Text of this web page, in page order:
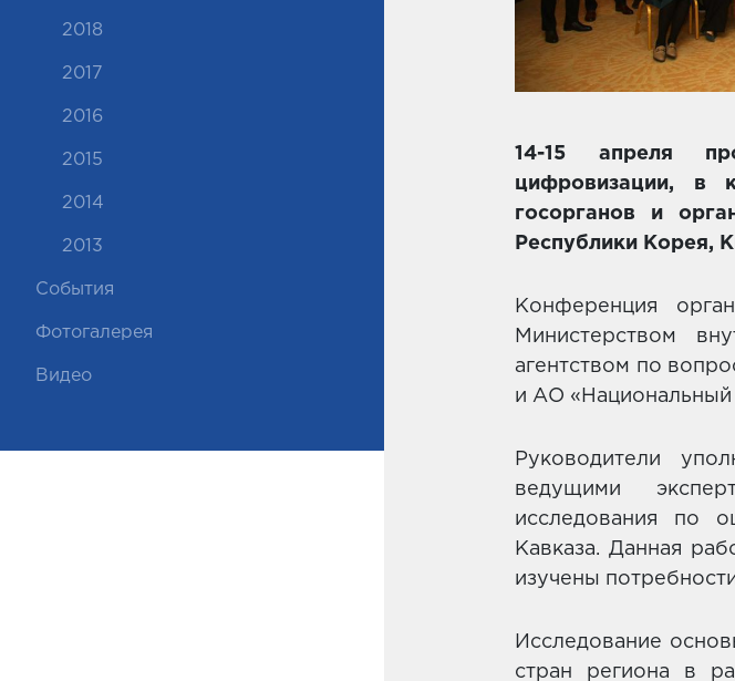
2018
2017
2016
2015
2014
2013
События
Фотогалерея
Видео
14-15 апреля
цифровизации, в
госорганов и
Республики Корея,
Конференция
Министерством
агентством по
и АО «Национальный
Руководители
ведущими
исследования по
Кавказа. Данная
изучены
Исследование
стран региона в